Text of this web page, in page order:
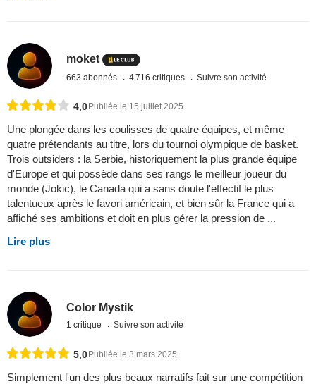
moket
663 abonnés 4 716 critiques Suivre son activité
4,0Publiée le 15 juillet 2025
Une plongée dans les coulisses de quatre équipes, et même
quatre prétendants au titre, lors du tournoi olympique de basket.
Trois outsiders : la Serbie, historiquement la plus grande équipe
d'Europe et qui possède dans ses rangs le meilleur joueur du
monde (Jokic), le Canada qui a sans doute l'effectif le plus
talentueux après le favori américain, et bien sûr la France qui a
affiché ses ambitions et doit en plus gérer la pression de ...
Lire plus
Color Mystik
1 critique Suivre son activité
5,0Publiée le 3 mars 2025
Simplement l'un des plus beaux narratifs fait sur une compétition